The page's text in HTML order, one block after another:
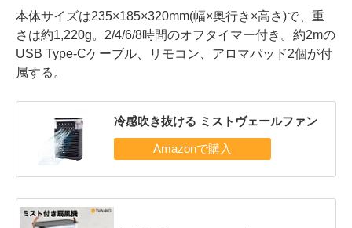
本体サイズは235×185×320mm(幅×奥行き×高さ)で、重
さは約1,220g。2/4/6/8時間のオフタイマー付き。約2mの
USB Type-Cケーブル、リモコン、アロマパッド2個が付
属する。
冷感吹き抜ける ミストヴェールファン